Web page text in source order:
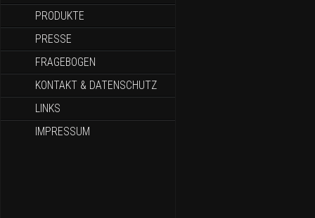
PRODUKTE
PRESSE
FRAGEBOGEN
KONTAKT & DATENSCHUTZ
LINKS
IMPRESSUM